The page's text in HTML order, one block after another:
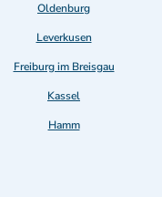
Oldenburg
Leverkusen
Freiburg im Breisgau
Kassel
Hamm